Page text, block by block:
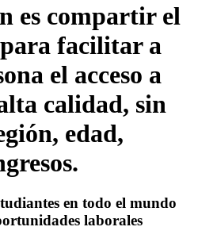
es compartir el
facilitar a
el acceso a
calidad, sin
edad,
en todo el mundo
laborales